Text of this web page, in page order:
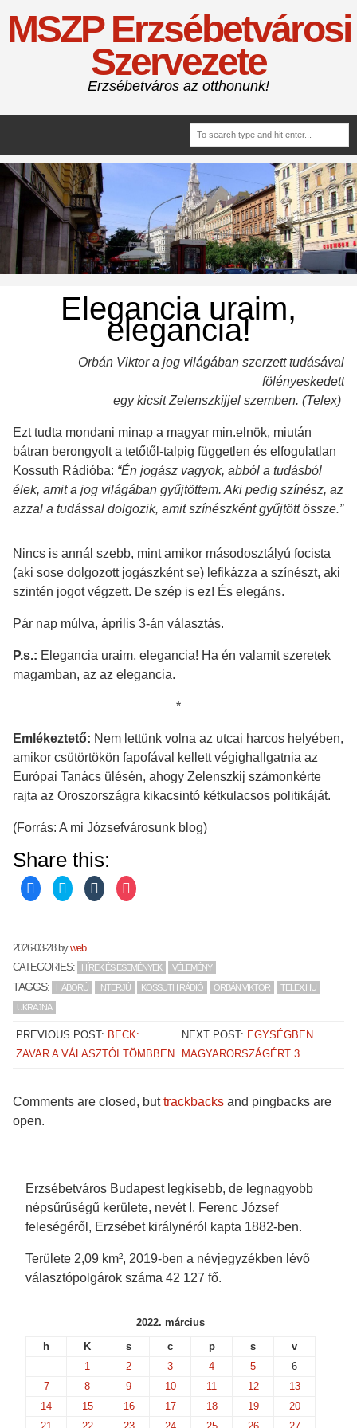
MSZP Erzsébetvárosi
Szervezete
Erzsébetváros az otthonunk!
Elegancia uraim,
elegancia!
Orbán Viktor a jog világában szerzett tudásával
fölényeskedett
egy kicsit Zelenszkijjel szemben. (Telex)
Ezt tudta mondani minap a magyar min.elnök, miután
bátran berongyolt a tetőtől-talpig független és elfogulatlan
Kossuth Rádióba: “Én jogász vagyok, abból a tudásból
élek, amit a jog világában gyűjtöttem. Aki pedig színész, az
azzal a tudással dolgozik, amit színészként gyűjtött össze.”
Nincs is annál szebb, mint amikor másodosztályú focista
(aki sose dolgozott jogászként se) lefikázza a színészt, aki
szintén jogot végzett. De szép is ez! És elegáns.
Pár nap múlva, április 3-án választás.
P.s.: Elegancia uraim, elegancia! Ha én valamit szeretek
magamban, az az elegancia.
*
Emlékeztető: Nem lettünk volna az utcai harcos helyében,
amikor csütörtökön fapofával kellett végighallgatnia az
Európai Tanács ülésén, ahogy Zelenszkij számonkérte
rajta az Oroszországra kikacsintó kétkulacsos politikáját.
(Forrás: A mi Józsefvárosunk blog)
Share this:
C
l
o
s
h
a
r
e
o
n
a
c
e
b
(
O
p
e
w
w
i
n
d
)
C
l
o
s
h
a
r
e
w
i
t
t
O
p
w
w
i
n
d
o
C
l
h
a
r
e
u
m
b
l
p
e
i
n
d
o
w
C
l
h
a
r
e
o
c
k
e
p
e
w
i
d
w
2026-03-28byweb
CATEGORIES:
HÍREK ÉS ESEMÉNYEK VÉLEMÉNY
TAGGS: HÁBORÚ INTERJÚ KOSSUTH RÁDIÓ ORBÁN VIKTOR TELEX.HU
UKRAJNA
PREVIOUS POST: BECK:
ZAVAR A VÁLASZTÓI TÖMBBEN
NEXT POST: EGYSÉGBEN
MAGYARORSZÁGÉRT 3.
Comments are closed, buttrackbacks and pingbacks are
open.
Erzsébetváros Budapest legkisebb, de legnagyobb
népsűrűségű kerülete, nevét I. Ferenc József
feleségéről, Erzsébet királynéról kapta 1882-ben.
Területe 2,09 km², 2019-ben a névjegyzékben lévő
választópolgárok száma 42 127 fő.
2022. március
h
K s c p s
v
1
2 3 4 5
6
7
8 9 10 11 12
13
14
15 16 17 18 19
20